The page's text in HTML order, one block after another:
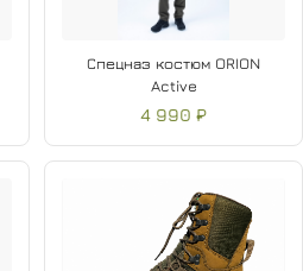
Спецназ костюм ORION
Active
4 990 ₽